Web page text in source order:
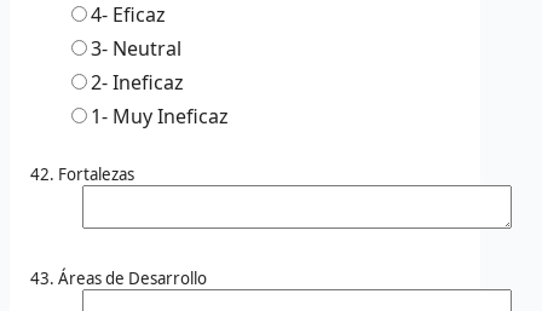
4- Eficaz
3- Neutral
2-Ineficaz
1- Muy Ineficaz
Fortalezas
Áreas de Desarrollo